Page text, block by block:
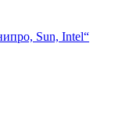
Sun, Intel“